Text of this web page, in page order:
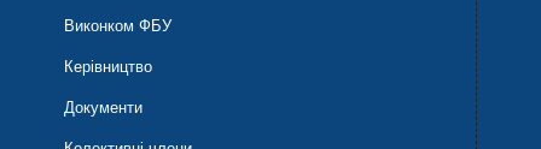
Виконком ФБУ
Керівництво
Документи